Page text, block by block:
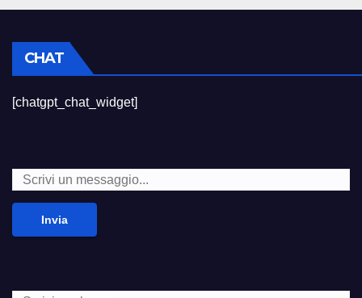
CHAT
[chatgpt_chat_widget]
Invia